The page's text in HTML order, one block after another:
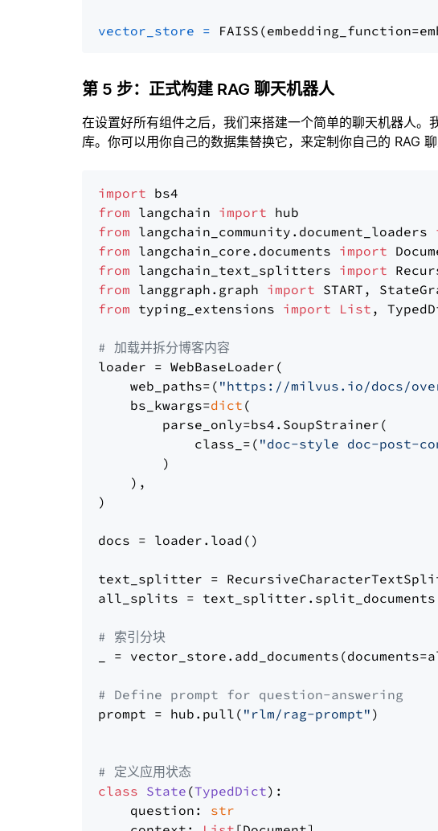
vector_store =
第 5 步：正式构建 RAG 聊天机器人
在设置好所有组件之后，我们来搭建一个简单的聊天机器人。
库。你可以用你自己的数据集替换它，来定制你自己的 RAG 聊
import
from langchain import
from langchain_community.document_loaders
from langchain_core.documents import
from langchain_text_splitters import
from langgraph.graph import
from typing_extensions import List ,
# 加载并拆分博客内容
loader = WebBaseLoader(
    web_paths=(
"https://milvus.io/docs/
    bs_kwargs=
dict (
        parse_only=bs4.SoupStrainer(
            class_=(
"doc-style doc-post-
        )
    ),
)
docs = loader.load()
text_splitter =
all_splits =
# 索引分块
_ =
# Define prompt for question-answering
prompt = hub.pull( "rlm/rag-prompt" )
# 定义应用状态
class State (TypedDict):
    question:
str